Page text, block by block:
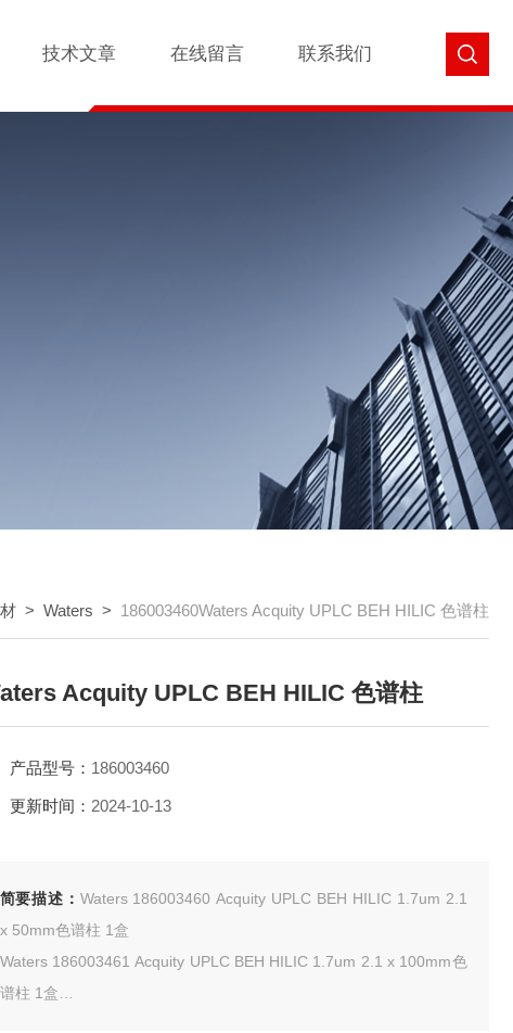
技术文章 在线留言 联系我们
> Waters > 186003460Waters Acquity UPLC BEH HILIC 色谱柱
Acquity UPLC BEH HILIC 色谱柱
产品型号： 186003460
更新时间： 2024-10-13
简要描述： Waters 186003460 Acquity UPLC BEH HILIC 1.7um 2.1
x 50mm色谱柱 1盒
Waters 186003461 Acquity UPLC BEH HILIC 1.7um 2.1 x 100mm色
谱柱 1盒